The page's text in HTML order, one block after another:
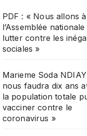
PDF : « Nous allons à
l’Assemblée
lutter contre les
sociales »
Marieme Soda
nous faudra dix ans
la population totale
vacciner contre le
coronavirus »